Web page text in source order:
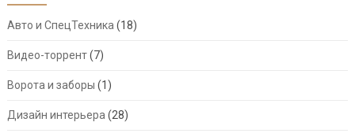
Авто и СпецТехника (18)
Видео-торрент(7)
Ворота и заборы (1)
Дизайн интерьера (28)